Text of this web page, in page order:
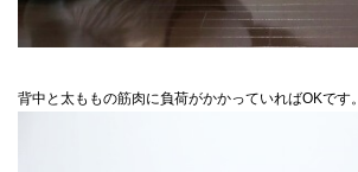
背中と太ももの筋肉に負荷がかかっていればOKです。